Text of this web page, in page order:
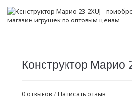
Конструктор Марио
0 отзывов /Написать отзыв